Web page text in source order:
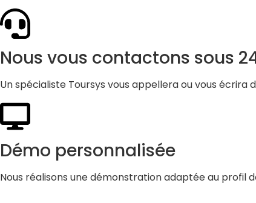
Nous vous contactons sous
Un spécialiste Toursys vous appellera ou vous
Démo personnalisée
Nous réalisons une démonstration adaptée au profil